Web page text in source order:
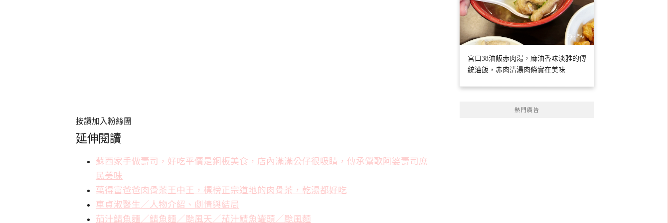
按讚加入粉絲團
延伸閱讀
蘇西家手做壽司，好吃平價是銅板美食，店內滿滿公仔很吸睛，傳承鶯歌阿婆壽司庶
民美味
萬得富爸爸肉骨茶王中王，標榜正宗道地的肉骨茶，乾湯都好吃
車貞淑醫生／人物介紹、劇情與結局
茄汁鯖魚麵／鯖魚麵／颱風天／茄汁鯖魚罐頭／颱風麵
宮口38油飯赤肉湯，麻油香味淡雅的傳
統油飯，赤肉清湯肉條實在美味
熱門廣告